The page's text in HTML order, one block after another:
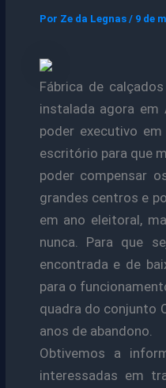
Por Ze da Legnas / 9 de
Fábrica de
instalada agora em
poder executivo
escritório para que
poder compensar
grandes centros e
em ano eleitoral,
nunca. Para que
encontrada e de
para o
quadra do conjunto
anos de abandono.
Obtivemos a
interessadas em